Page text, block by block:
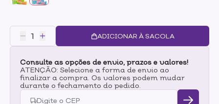
uso: Aplique sempre que necessário para manter os
ADICIONAR À SACOLA
Consulte as opções de envio, prazos e valores!
ATENÇÃO: Selecione a forma de envio ao
finalizar a compra. Os valores podem mudar
durante o fechamento do pedido.